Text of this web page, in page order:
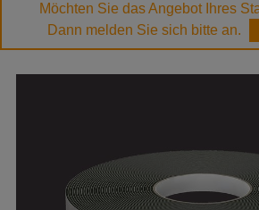
Möchten Sie das Angebot Ihres
Dann melden Sie sich bitte an.